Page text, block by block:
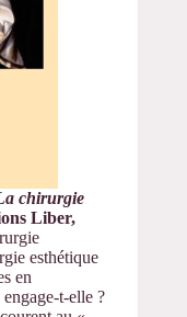
chirurgie
Liber,
esthétique
en
t-elle ?